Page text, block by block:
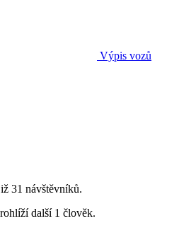
Výpis vozů
31 návštěvníků.
další 1 člověk.